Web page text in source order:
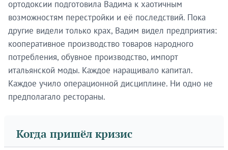
ортодоксии подготовила Вадима к хаотичным
возможностям перестройки и её последствий. Пока
другие видели только крах, Вадим видел предприятия:
кооперативное производство товаров народного
потребления, обувное производство, импорт
итальянской моды. Каждое наращивало капитал.
Каждое учило операционной дисциплине. Ни одно не
предполагало рестораны.
Когда пришёл кризис